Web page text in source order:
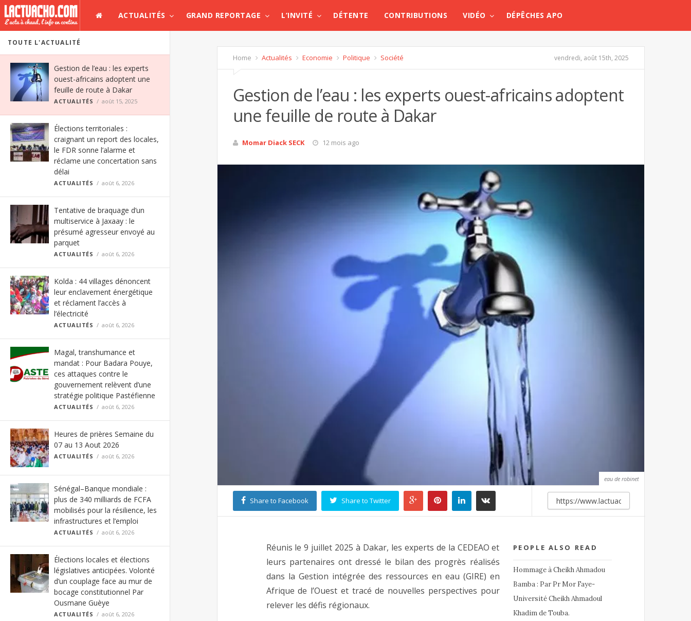
ACTUALITÉS GRAND REPORTAGE L’INVITÉ DÉTENTE CONTRIBUTIONS VIDÉO DÉPÊCHES APO
TOUTE L'ACTUALITÉ
Gestion de l’eau : les experts
ouest-africains adoptent une
feuille de route à Dakar
ACTUALITÉS août 15, 2025
Élections territoriales :
craignant un report des locales,
le FDR sonne l’alarme et
réclame une concertation sans
délai
ACTUALITÉS août 6, 2026
Tentative de braquage d’un
multiservice à Jaxaay : le
présumé agresseur envoyé au
parquet
ACTUALITÉS août 6, 2026
Kolda : 44 villages dénoncent
leur enclavement énergétique
et réclament l’accès à
l’électricité
ACTUALITÉS août 6, 2026
Magal, transhumance et
mandat : Pour Badara Pouye,
ces attaques contre le
gouvernement relèvent d’une
stratégie politique Pastéfienne
ACTUALITÉS août 6, 2026
Heures de prières Semaine du
07 au 13 Aout 2026
ACTUALITÉS août 6, 2026
Sénégal–Banque mondiale :
plus de 340 milliards de FCFA
mobilisés pour la résilience, les
infrastructures et l’emploi
ACTUALITÉS août 6, 2026
Élections locales et élections
législatives anticipées. Volonté
d’un couplage face au mur de
bocage constitutionnel Par
Ousmane Guèye
ACTUALITÉS août 6, 2026
Home Actualités Economie Politique Société vendredi, août 15th, 2025
Gestion de l’eau : les experts ouest-africains adoptent
une feuille de route à Dakar
Momar Diack SECK 12 mois ago
eau de robinet
Share to Facebook Share to Twitter
PEOPLE ALSO READ
Hommage à Cheikh Ahmadou
Bamba : Par Pr Mor Faye-
Université Cheikh Ahmadoul
Khadim de Touba.
Réunis le 9 juillet 2025 à Dakar, les experts de la CEDEAO et
leurs partenaires ont dressé le bilan des progrès réalisés
dans la Gestion intégrée des ressources en eau (GIRE) en
Afrique de l’Ouest et tracé de nouvelles perspectives pour
relever les défis régionaux.